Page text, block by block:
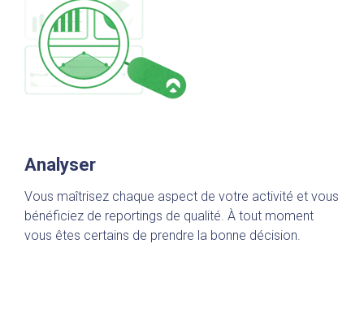
Analyser
Vous maîtrisez chaque aspect de votre activité et vous
bénéficiez de reportings de qualité. À tout moment
vous êtes certains de prendre la bonne décision.